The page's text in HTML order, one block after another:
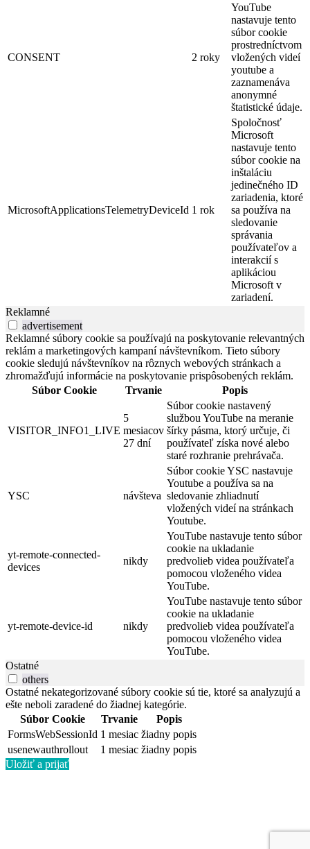
CONSENT 2 roky
YouTube
nastavuje tento
súbor cookie
prostredníctvom
vložených videí
youtube a
zaznamenáva
anonymné
štatistické údaje.
MicrosoftApplicationsTelemetryDeviceId 1 rok
Spoločnosť
Microsoft
nastavuje tento
súbor cookie na
inštaláciu
jedinečného ID
zariadenia, ktoré
sa používa na
sledovanie
správania
používateľov a
interakcií s
aplikáciou
Microsoft v
zariadení.
Reklamné
advertisement
Reklamné súbory cookie sa používajú na poskytovanie relevantných
reklám a marketingových kampaní návštevníkom. Tieto súbory
cookie sledujú návštevníkov na rôznych webových stránkach a
zhromažďujú informácie na poskytovanie prispôsobených reklám.
Súbor Cookie
Trvanie Popis
VISITOR_INFO1_LIVE
5
mesiacov
27 dní
Súbor cookie nastavený
službou YouTube na meranie
šírky pásma, ktorý určuje, či
používateľ získa nové alebo
staré rozhranie prehrávača.
YSC návšteva
Súbor cookie YSC nastavuje
Youtube a používa sa na
sledovanie zhliadnutí
vložených videí na stránkach
Youtube.
yt-remote-connected-
devices
nikdy
YouTube nastavuje tento súbor
cookie na ukladanie
predvolieb videa používateľa
pomocou vloženého videa
YouTube.
yt-remote-device-id nikdy
YouTube nastavuje tento súbor
cookie na ukladanie
predvolieb videa používateľa
pomocou vloženého videa
YouTube.
Ostatné
others
Ostatné nekategorizované súbory cookie sú tie, ktoré sa analyzujú a
ešte neboli zaradené do žiadnej kategórie.
Súbor Cookie
Trvanie
Popis
FormsWebSessionId 1 mesiac žiadny popis
usenewauthrollout
1 mesiac žiadny popis
Uložiť a prijať